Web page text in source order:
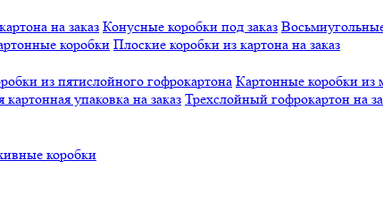
на заказ Конусные коробки под заказ
коробки Плоские коробки из картона на заказ
из пятислойного гофрокартона Картонные коробки из
картонная упаковка на заказ Трехслойный гофрокартон на
коробки